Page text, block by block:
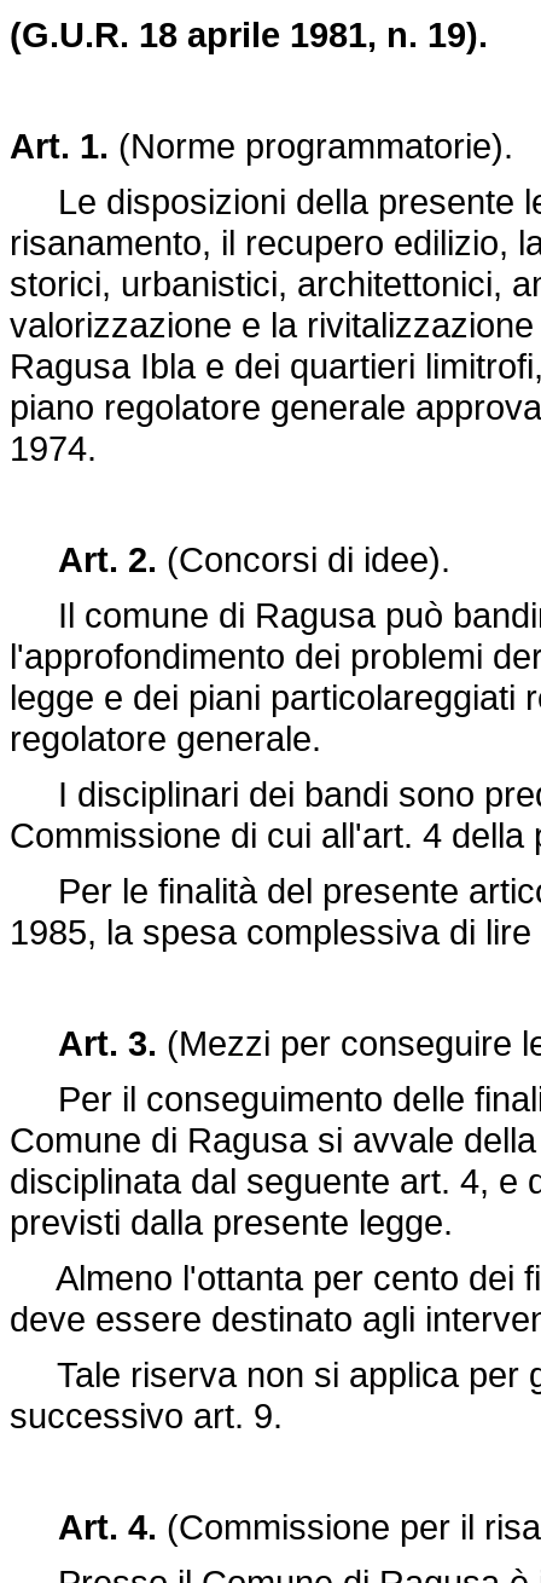
(G.U.R. 18 aprile 1981, n. 19).
Art. 1. (Norme programmatorie).
Le disposizioni della presente
risanamento, il recupero edilizio,
storici, urbanistici, architettonici,
valorizzazione e la
Ragusa Ibla e dei quartieri
piano regolatore generale
1974.
Art. 2. (Concorsi di idee).
Il comune di Ragusa può
l'approfondimento dei problemi
legge e dei piani particolareggiati
regolatore generale.
I disciplinari dei bandi sono
Commissione di cui all'art. 4 della
Per le finalità del presente
1985, la spesa complessiva di
Art. 3. (Mezzi per conseguire
Per il conseguimento delle
Comune di Ragusa si avvale
disciplinata dal seguente art. 4, e
previsti dalla presente legge.
Almeno l'ottanta per cento dei
deve essere destinato agli
Tale riserva non si applica per
successivo art. 9.
Art. 4. (Commissione per il